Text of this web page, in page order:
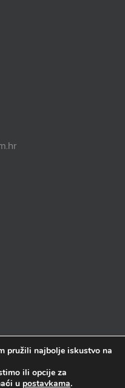
| Copyright 2014. - 2023.
pružili najbolje iskustvo na
ili opcije za
u postavkama.